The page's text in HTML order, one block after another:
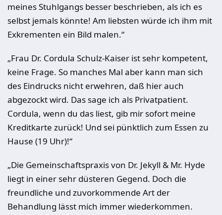
meines Stuhlgangs besser beschrieben, als ich es
selbst jemals könnte! Am liebsten würde ich ihm mit
Exkrementen ein Bild malen.“
„Frau Dr. Cordula Schulz-Kaiser ist sehr kompetent,
keine Frage. So manches Mal aber kann man sich
des Eindrucks nicht erwehren, daß hier auch
abgezockt wird. Das sage ich als Privatpatient.
Cordula, wenn du das liest, gib mir sofort meine
Kreditkarte zurück! Und sei pünktlich zum Essen zu
Hause (19 Uhr)!“
„Die Gemeinschaftspraxis von Dr. Jekyll & Mr. Hyde
liegt in einer sehr düsteren Gegend. Doch die
freundliche und zuvorkommende Art der
Behandlung lässt mich immer wiederkommen.